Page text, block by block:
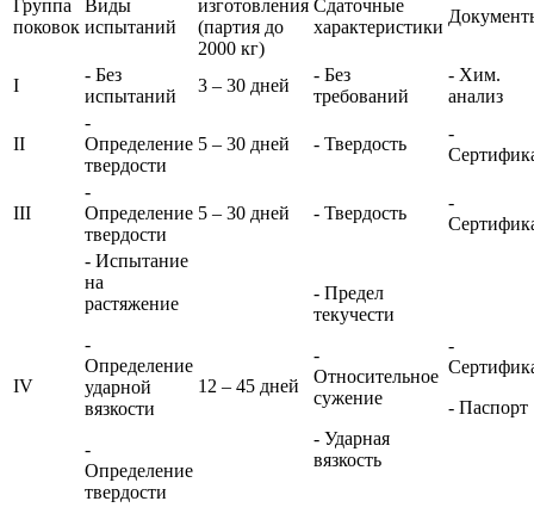
Группа
поковок
Виды
испытаний
изготовления
(партия до
2000 кг)
Сдаточные
характеристики
I
- Без
испытаний
3 – 30 дней
- Без
требований
- Хим.
анализ
II
-
Определение
твердости
5 – 30 дней - Твердость
-
III
-
Определение
твердости
5 – 30 дней - Твердость
-
IV
- Испытание
на
растяжение
-
Определение
ударной
вязкости
-
Определение
твердости
12 – 45 дней
- Предел
текучести
-
Относительное
сужение
- Ударная
вязкость
-
- Паспорт